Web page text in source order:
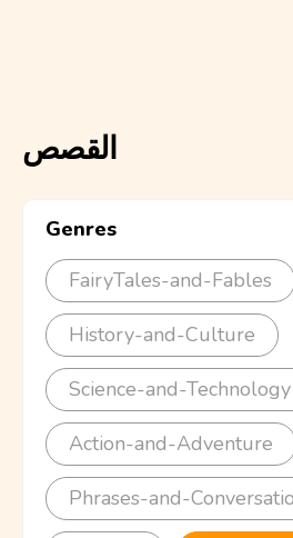
القصص
Genres
FairyTales-and-Fables
History-and-Culture
Science-and-Technology
Action-and-Adventure
Phrases-and-